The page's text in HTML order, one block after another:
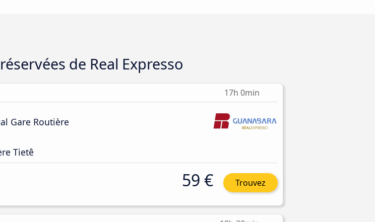
de Real Expresso
17h 0min
Gare Routière
Tietê
59 € Trouvez